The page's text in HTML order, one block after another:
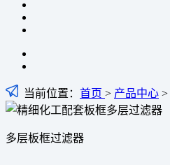
当前位置： 首页 > 产品中心 >
多层板框过滤器